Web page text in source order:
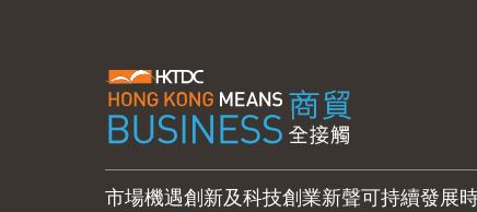
市場機遇創新及科技創業新聲可持續發展